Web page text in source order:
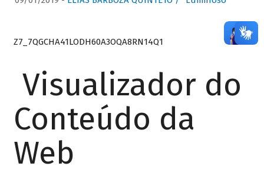
Z7_7QGCHA41LODH60A3OQA8RN14Q1
Visualizador do
Conteúdo da
Web